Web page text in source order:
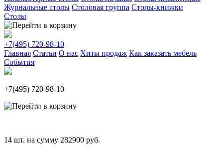
Журнальные столы Столовая группа Столы-книжки
Столы
+7(495) 720-98-10
Главная Статьи О нас Хиты продаж Как заказать мебель
События
+7(495) 720-98-10
14 шт. на сумму 282900 руб.